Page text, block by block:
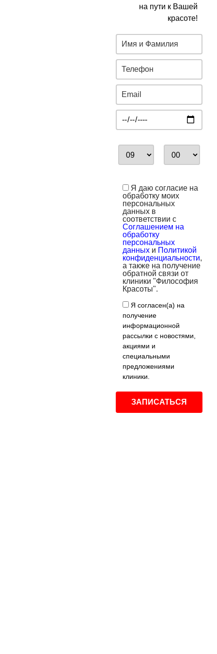
на пути к Вашей
красоте!
Я даю согласие на
обработку моих
персональных
данных в
соответствии с
Соглашением на
обработку
персональных
данных и Политикой
конфиденциальности,
а также на получение
обратной связи от
клиники "Философия
Красоты".
Я согласен(а) на
получение
информационной
рассылки с новостями,
акциями и
специальными
предложениями
клиники.